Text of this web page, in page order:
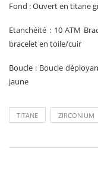
Fond : Ouvert en titane
Etanchéité : 10 ATM
bracelet en toile/cuir
Boucle : Boucle
jaune
TITANE ZIRCONIUM